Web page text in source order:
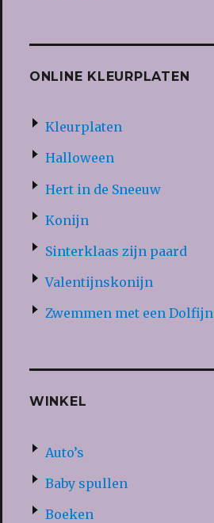
ONLINE KLEURPLATEN
Kleurplaten
Halloween
Hert in de Sneeuw
Konijn
Sinterklaas zijn paard
Valentijnskonijn
Zwemmen met een Dolfijn
WINKEL
Auto’s
Baby spullen
Boeken